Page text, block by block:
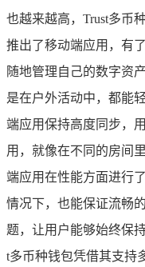
也越来越高，Trust多币
推出了移动端应用，有
随地管理自己的数字资
是在户外活动中，都能
端应用保持高度同步，
用，就像在不同的房间
端应用在性能方面进行
情况下，也能保证流畅
题，让用户能够始终保
t多币种钱包凭借其支持